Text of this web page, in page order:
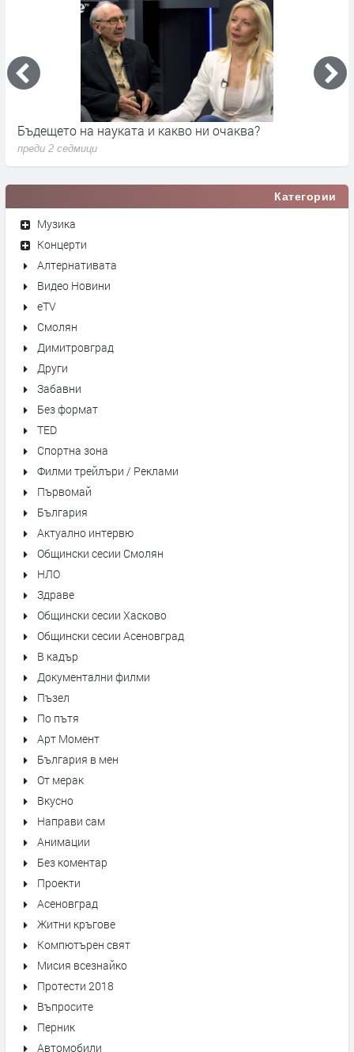
Бъдещето на науката и какво ни очаква?
преди 2 седмици
Категории
Музика
Концерти
Алтернативата
Видео Новини
eTV
Смолян
Димитровград
Други
Забавни
Без формат
TED
Спортна зона
Филми трейлъри / Реклами
Първомай
България
Актуално интервю
Общински сесии Смолян
НЛО
Здраве
Общински сесии Хасково
Общински сесии Асеновград
В кадър
Документални филми
Пъзел
По пътя
Арт Момент
България в мен
От мерак
Вкусно
Направи сам
Анимации
Без коментар
Проекти
Асеновград
Житни кръгове
Компютърен свят
Мисия всезнайко
Протести 2018
Въпросите
Перник
Автомобили